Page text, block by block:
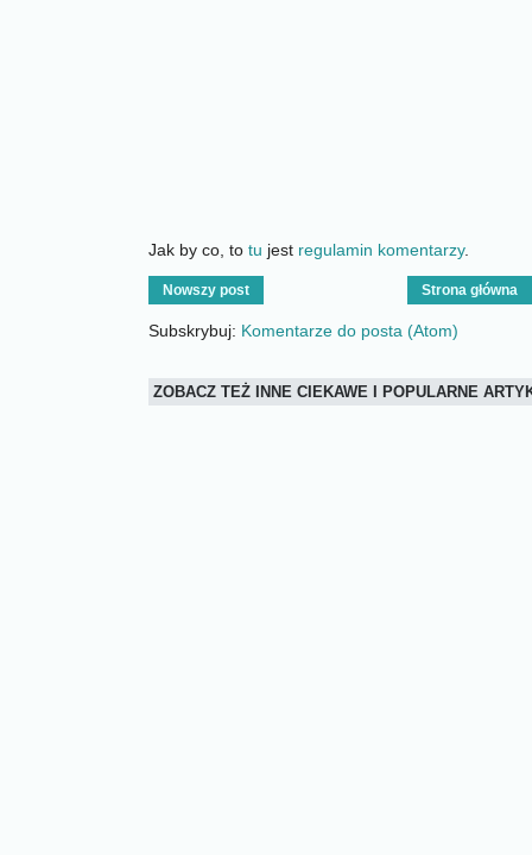
Jak by co, to tu jest regulamin komentarzy.
Nowszy post Strona główna
Subskrybuj: Komentarze do posta (Atom)
ZOBACZ TEŻ INNE CIEKAWE I POPULARNE